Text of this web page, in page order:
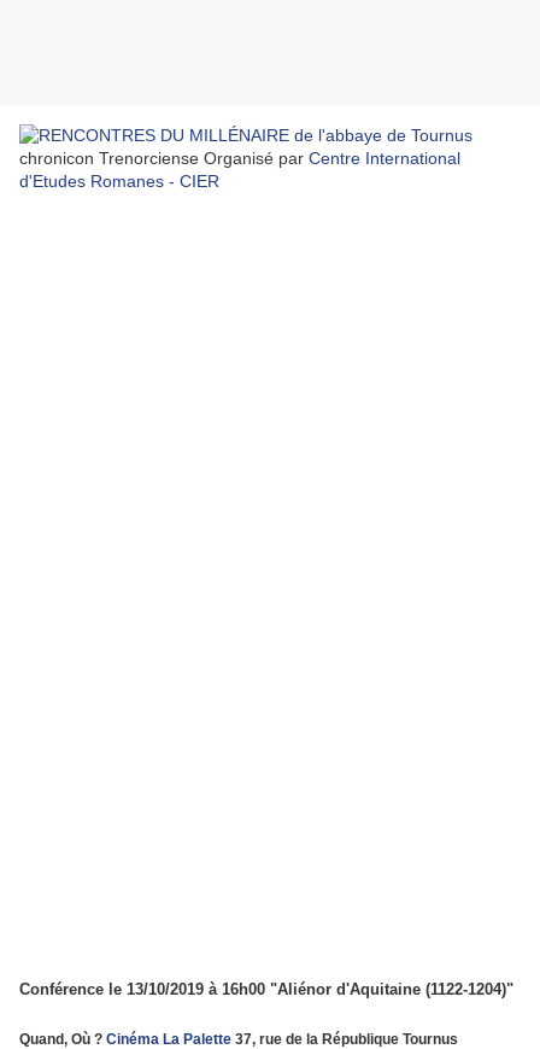
chronicon Trenorciense Organisé par Centre International
d'Etudes Romanes - CIER
Conférence le 13/10/2019 à 16h00 "Aliénor d'Aquitaine (1122-1204)"
Quand, Où ? Cinéma La Palette 37, rue de la République Tournus